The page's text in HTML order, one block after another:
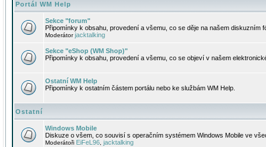
Portál WM Help
Sekce "forum"
Připomínky k obsahu, provedení a všemu, co se děje na našem diskuzním
Moderátorjacktalking
Sekce "eShop (WM Shop)"
Připomínky k obsahu, provedení a všemu, co se objeví v našem
Ostatní WM Help
Připomínky k ostatním částem portálu nebo ke službám WM Help.
Ostatní
Windows Mobile
Diskuze o všem, co souvisí s operačním systémem Windows Mobile ve
Moderátoři EiFeL96 jacktalking